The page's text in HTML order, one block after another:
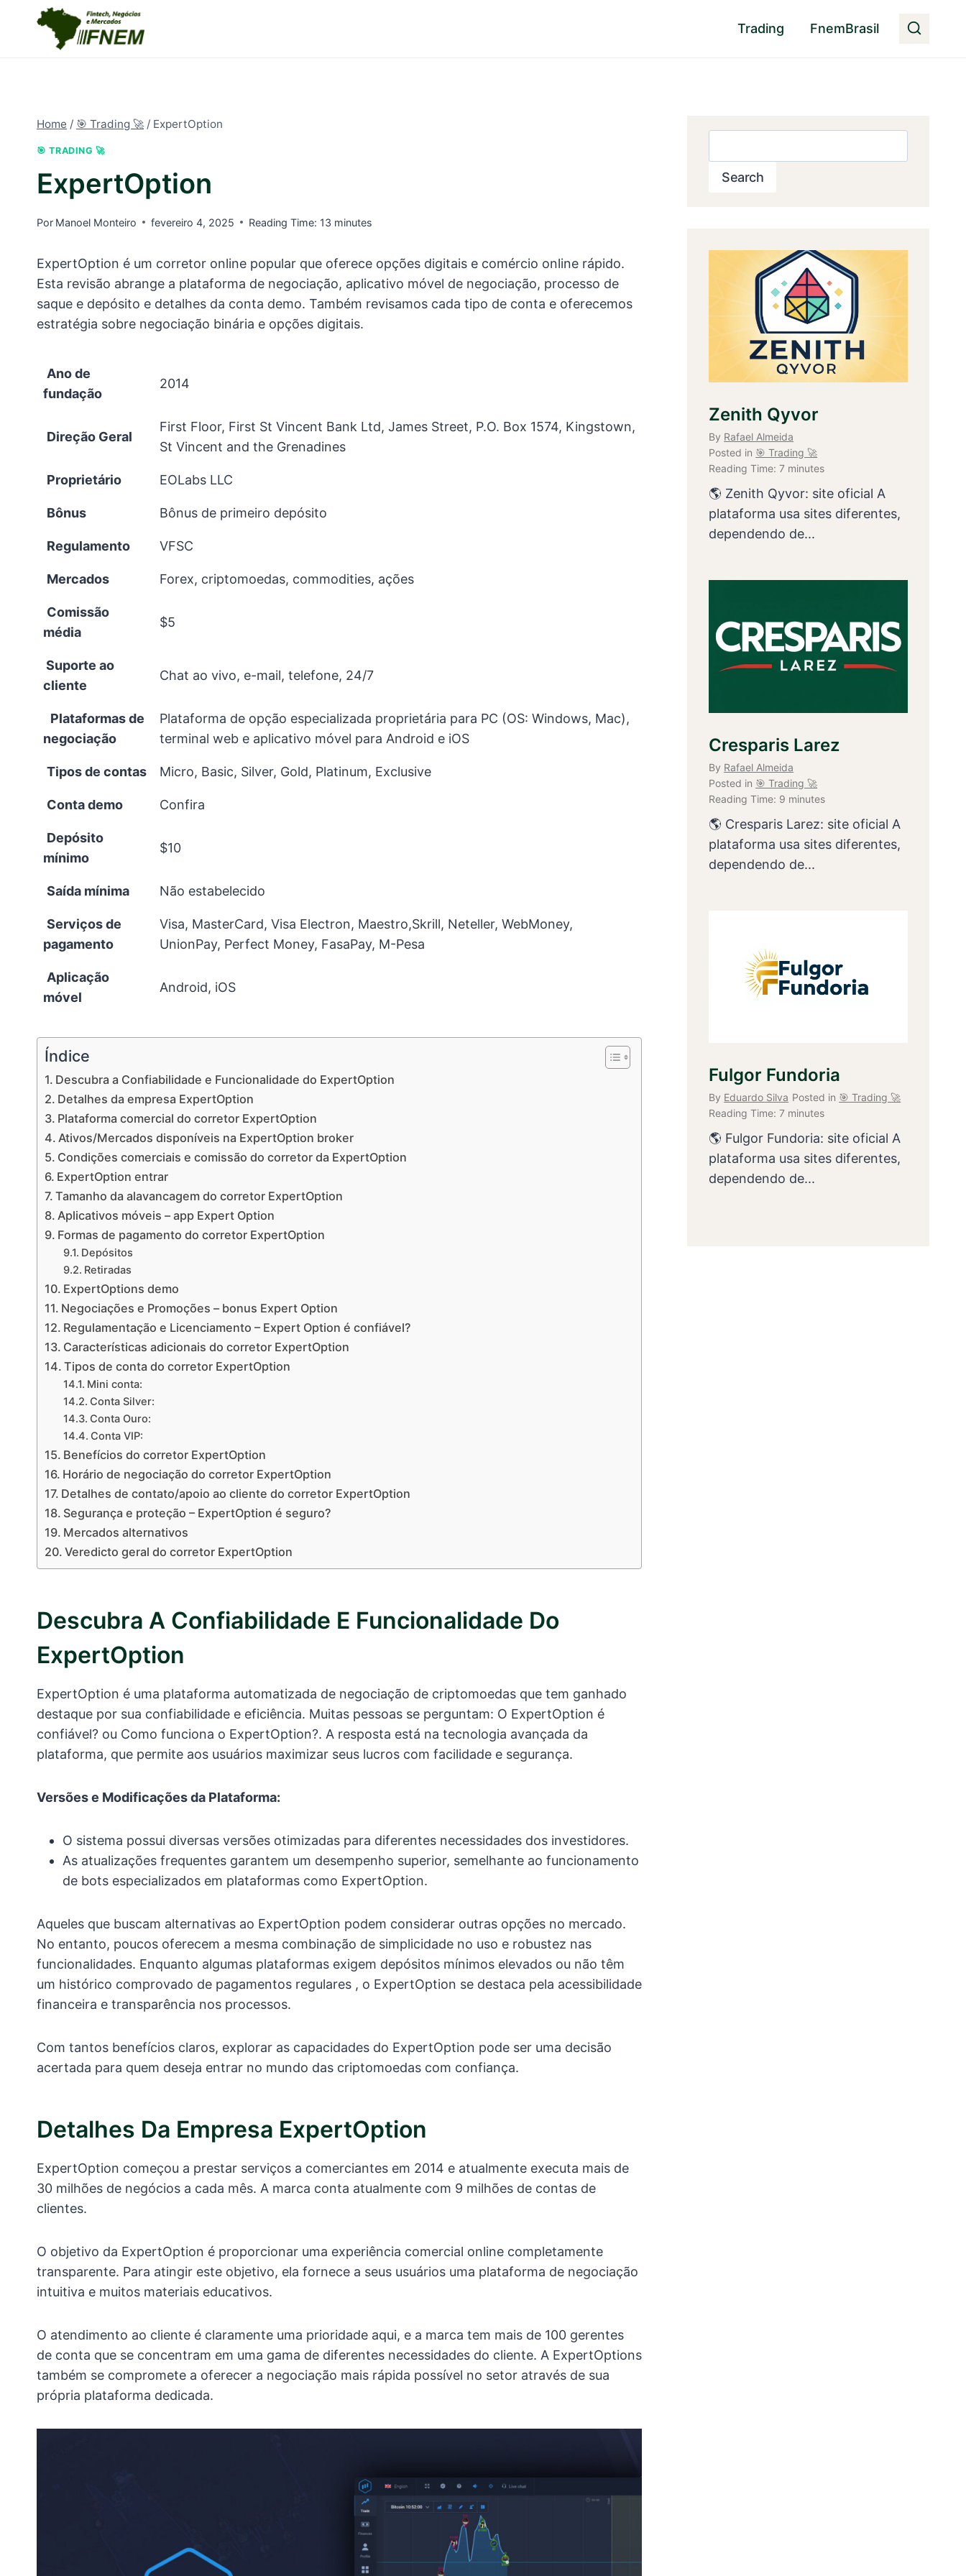
Trading FnemBrasil
Home / 🎯 Trading 🚀 / ExpertOption
🎯 TRADING 🚀
ExpertOption
Por Manoel Monteiro fevereiro 4, 2025 Reading Time: 13 minutes
ExpertOption é um corretor online popular que oferece opções digitais e comércio online rápido.
Esta revisão abrange a plataforma de negociação, aplicativo móvel de negociação, processo de
saque e depósito e detalhes da conta demo. Também revisamos cada tipo de conta e oferecemos
estratégia sobre negociação binária e opções digitais.
Ano de
fundação
2014
Direção Geral
First Floor, First St Vincent Bank Ltd, James Street, P.O. Box 1574, Kingstown,
St Vincent and the Grenadines
Proprietário EOLabs LLC
Bônus Bônus de primeiro depósito
Regulamento VFSC
Mercados Forex, criptomoedas, commodities, ações
Comissão
média
$5
Suporte ao
cliente
Chat ao vivo, e-mail, telefone, 24/7
Plataformas de
negociação
Plataforma de opção especializada proprietária para PC (OS: Windows, Mac),
terminal web e aplicativo móvel para Android e iOS
Tipos de contas Micro, Basic, Silver, Gold, Platinum, Exclusive
Conta demo Confira
Depósito
mínimo
$10
Saída mínima Não estabelecido
Serviços de
pagamento
Visa, MasterCard, Visa Electron, Maestro,Skrill, Neteller, WebMoney,
UnionPay, Perfect Money, FasaPay, M-Pesa
Aplicação
móvel
Android, iOS
Índice
Descubra a Confiabilidade e Funcionalidade do ExpertOption
Detalhes da empresa ExpertOption
Plataforma comercial do corretor ExpertOption
Ativos/Mercados disponíveis na ExpertOption broker
Condições comerciais e comissão do corretor da ExpertOption
ExpertOption entrar
Tamanho da alavancagem do corretor ExpertOption
Aplicativos móveis – app Expert Option
Formas de pagamento do corretor ExpertOption
Depósitos
Retiradas
ExpertOptions demo
Negociações e Promoções – bonus Expert Option
Regulamentação e Licenciamento – Expert Option é confiável?
Características adicionais do corretor ExpertOption
Tipos de conta do corretor ExpertOption
Mini conta:
Conta Silver:
Conta Ouro:
Conta VIP:
Benefícios do corretor ExpertOption
Horário de negociação do corretor ExpertOption
Detalhes de contato/apoio ao cliente do corretor ExpertOption
Segurança e proteção – ExpertOption é seguro?
Mercados alternativos
Veredicto geral do corretor ExpertOption
Descubra A Confiabilidade E Funcionalidade Do
ExpertOption
ExpertOption é uma plataforma automatizada de negociação de criptomoedas que tem ganhado
destaque por sua confiabilidade e eficiência. Muitas pessoas se perguntam: O ExpertOption é
confiável? ou Como funciona o ExpertOption?. A resposta está na tecnologia avançada da
plataforma, que permite aos usuários maximizar seus lucros com facilidade e segurança.
Versões e Modificações da Plataforma:
O sistema possui diversas versões otimizadas para diferentes necessidades dos investidores.
As atualizações frequentes garantem um desempenho superior, semelhante ao funcionamento
de bots especializados em plataformas como ExpertOption.
Aqueles que buscam alternativas ao ExpertOption podem considerar outras opções no mercado.
No entanto, poucos oferecem a mesma combinação de simplicidade no uso e robustez nas
funcionalidades. Enquanto algumas plataformas exigem depósitos mínimos elevados ou não têm
um histórico comprovado de pagamentos regulares , o ExpertOption se destaca pela acessibilidade
financeira e transparência nos processos.
Com tantos benefícios claros, explorar as capacidades do ExpertOption pode ser uma decisão
acertada para quem deseja entrar no mundo das criptomoedas com confiança.
Detalhes Da Empresa ExpertOption
ExpertOption começou a prestar serviços a comerciantes em 2014 e atualmente executa mais de
30 milhões de negócios a cada mês. A marca conta atualmente com 9 milhões de contas de
clientes.
O objetivo da ExpertOption é proporcionar uma experiência comercial online completamente
transparente. Para atingir este objetivo, ela fornece a seus usuários uma plataforma de negociação
intuitiva e muitos materiais educativos.
O atendimento ao cliente é claramente uma prioridade aqui, e a marca tem mais de 100 gerentes
de conta que se concentram em uma gama de diferentes necessidades do cliente. A ExpertOptions
também se compromete a oferecer a negociação mais rápida possível no setor através de sua
própria plataforma dedicada.
Search
Zenith Qyvor
By Rafael Almeida
Posted in 🎯 Trading 🚀
Reading Time: 7 minutes
🌎 Zenith Qyvor: site oficial A
plataforma usa sites diferentes,
dependendo de...
Cresparis Larez
By Rafael Almeida
Posted in 🎯 Trading 🚀
Reading Time: 9 minutes
🌎 Cresparis Larez: site oficial A
plataforma usa sites diferentes,
dependendo de...
Fulgor Fundoria
By Eduardo Silva Posted in 🎯 Trading 🚀
Reading Time: 7 minutes
🌎 Fulgor Fundoria: site oficial A
plataforma usa sites diferentes,
dependendo de...